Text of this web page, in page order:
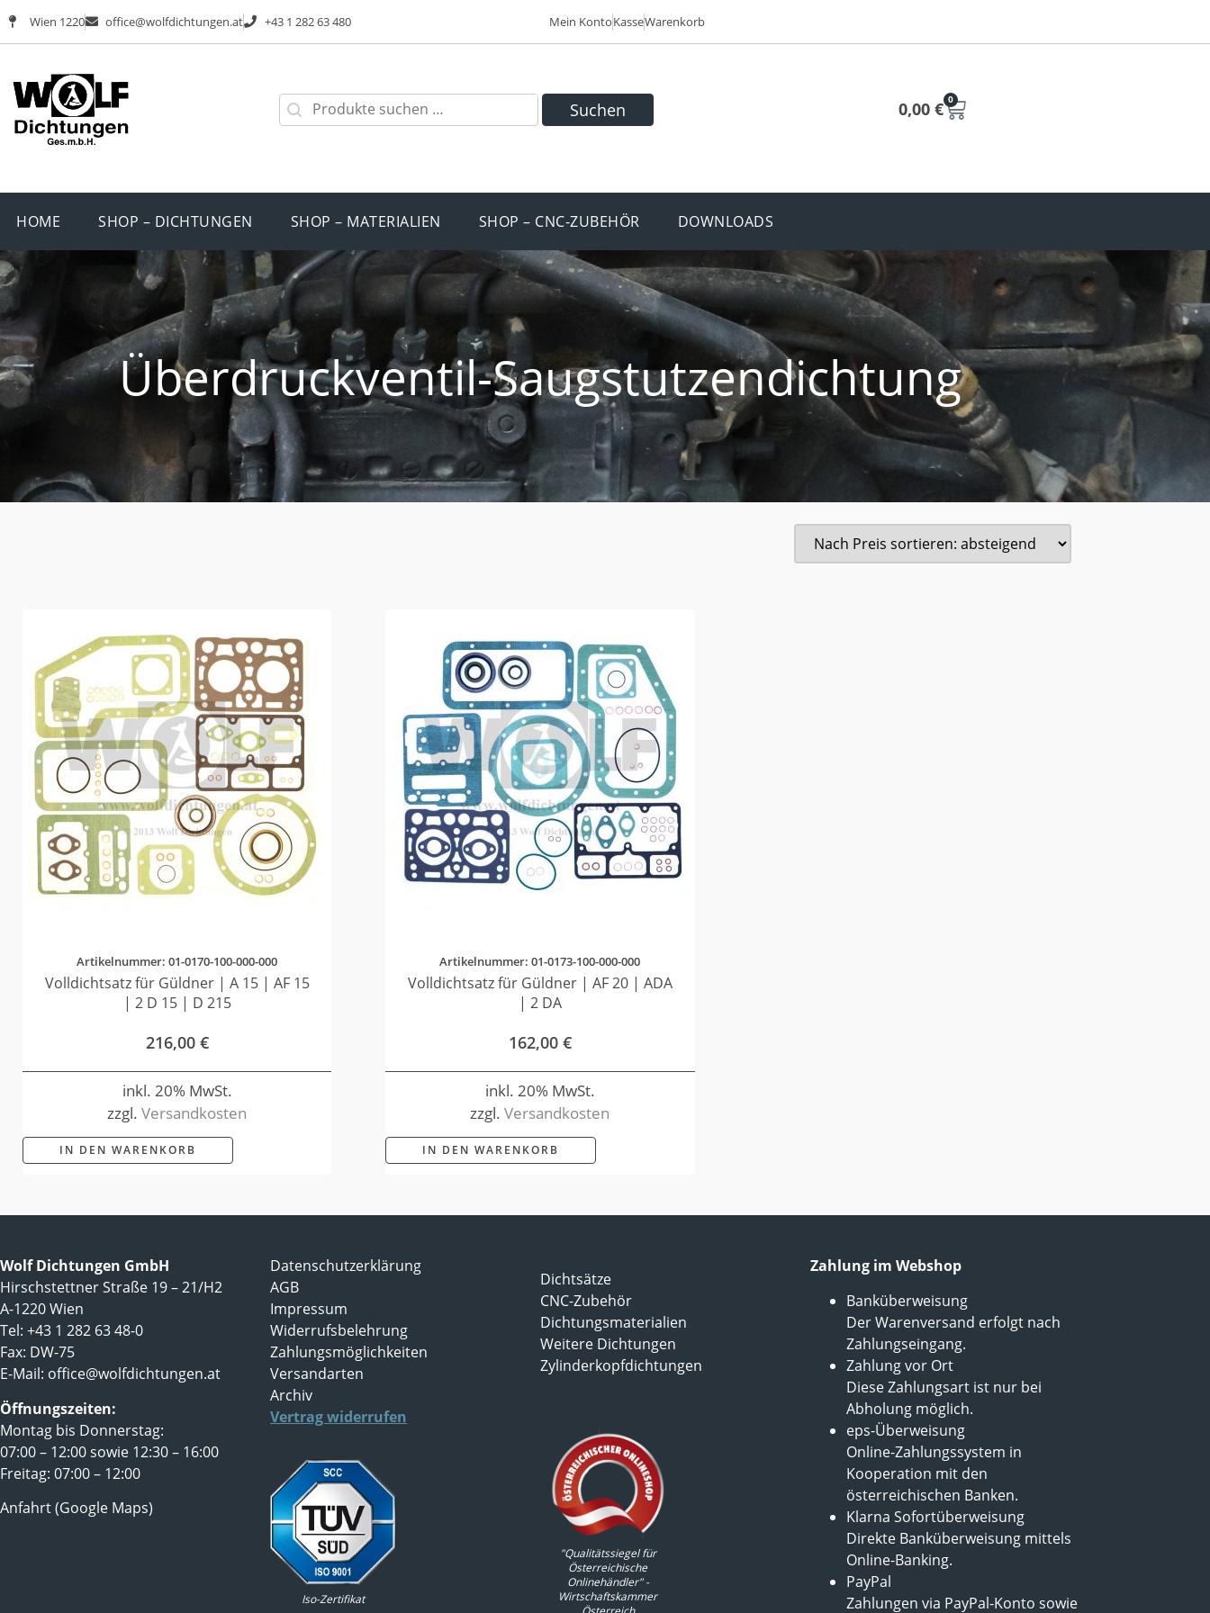
Wien 1220 office@wolfdichtungen.at +43 1 282 63 480 Mein KontoKasseWarenkorb
Suchen 0,00 € 0
HOME SHOP – DICHTUNGEN SHOP – MATERIALIEN SHOP – CNC-ZUBEHÖR DOWNLOADS
Überdruckventil-Saugstutzendichtung
Artikelnummer: 01-0170-100-000-000
Volldichtsatz für Güldner | A 15 | AF 15
| 2 D 15 | D 215
216,00 €
inkl. 20% MwSt.
zzgl.Versandkosten
IN DEN WARENKORB
Artikelnummer: 01-0173-100-000-000
Volldichtsatz für Güldner | AF 20 | ADA
| 2 DA
162,00 €
inkl. 20% MwSt.
zzgl.Versandkosten
IN DEN WARENKORB
Wolf Dichtungen GmbH
Hirschstettner Straße 19 – 21/H2
A-1220 Wien
Tel: +43 1 282 63 48-0
Fax: DW-75
E-Mail: office@wolfdichtungen.at
Öffnungszeiten:
Montag bis Donnerstag:
07:00 – 12:00 sowie 12:30 – 16:00
Freitag: 07:00 – 12:00
Anfahrt (Google Maps)
Datenschutzerklärung
AGB
Impressum
Widerrufsbelehrung
Zahlungsmöglichkeiten
Versandarten
Archiv
Vertrag widerrufen
Iso-Zertifikat
Dichtsätze
CNC-Zubehör
Dichtungsmaterialien
Weitere Dichtungen
Zylinderkopfdichtungen
"Qualitätssiegel für
Österreichische
Onlinehändler" -
Wirtschaftskammer
Zahlung im Webshop
Banküberweisung
Der Warenversand erfolgt nach
Zahlungseingang.
Zahlung vor Ort
Diese Zahlungsart ist nur bei
Abholung möglich.
eps-Überweisung
Online-Zahlungssystem in
Kooperation mit den
österreichischen Banken.
Klarna Sofortüberweisung
Direkte Banküberweisung mittels
Online-Banking.
PayPal
Zahlungen via PayPal-Konto sowie